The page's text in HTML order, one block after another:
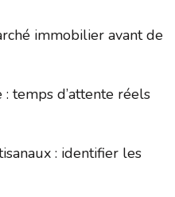
immobilier avant de
temps d’attente réels
: identifier les